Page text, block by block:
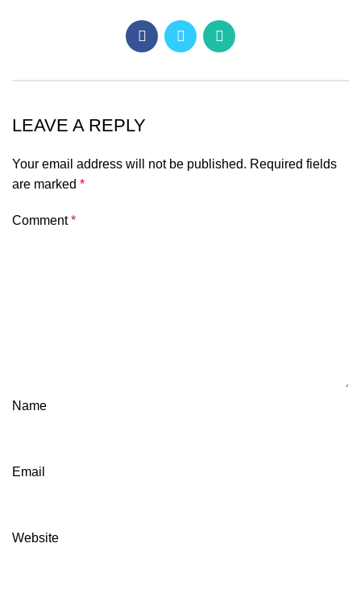
LEAVE A REPLY
Your email address will not be published. Required fields
are marked *
Comment*
Name
Email
Website